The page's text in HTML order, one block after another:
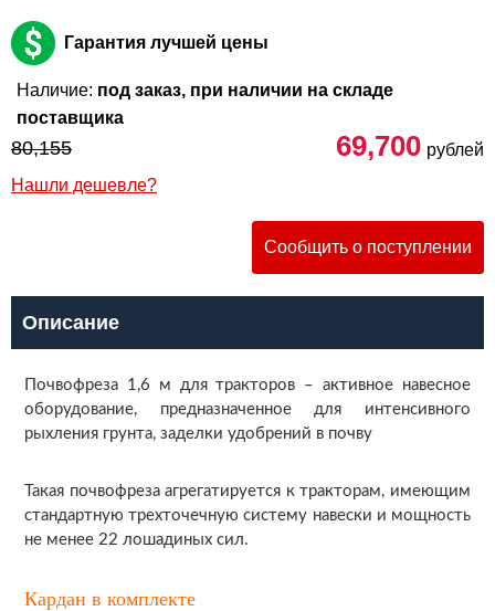
Гарантия лучшей цены
Наличие: под заказ, при наличии на складе
поставщика
80,155 69,700 рублей
Нашли дешевле?
Сообщить о поступлении
Описание
Почвофреза 1,6 м для тракторов – активное навесное
оборудование, предназначенное для интенсивного
рыхления грунта, заделки удобрений в почву
Такая почвофреза агрегатируется к тракторам, имеющим
стандартную трехточечную систему навески и мощность
не менее 22 лошадиных сил.
Кардан в комплекте
Сообщить о поступлении